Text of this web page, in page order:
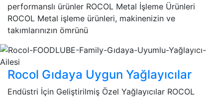
performanslı ürünler ROCOL Metal İşleme Ürünleri
ROCOL Metal işleme ürünleri, makinenizin ve
takımlarınızın ömrünü
Rocol Gıdaya Uygun Yağlayıcılar
Endüstri İçin Geliştirilmiş Özel Yağlayıcılar ROCOL